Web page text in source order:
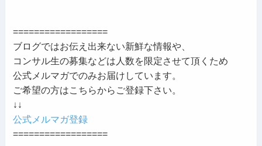
==================
ブログではお伝え出来ない新鮮な情報や、
コンサル生の募集などは人数を限定させて頂くため
公式メルマガでのみお届けしています。
ご希望の方はこちらからご登録下さい。
↓↓
公式メルマガ登録
==================